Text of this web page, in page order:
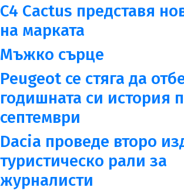
C4 Cactus представя
на марката
Мъжко сърце
Peugeot се стяга да
годишната си история
септември
Dacia проведе второ
туристическо рали за
журналисти